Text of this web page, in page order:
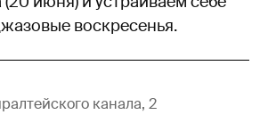
воскресенья.
канала, 2